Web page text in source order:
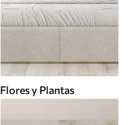
Flores y Plantas